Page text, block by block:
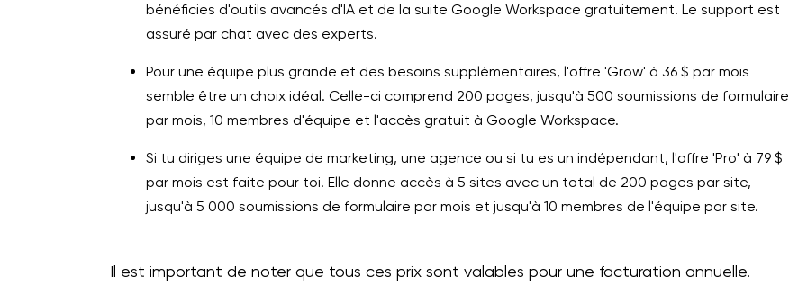
bénéficies d'outils avancés d'IA et de la suite Google Workspace gratuitement. Le support est
assuré par chat avec des experts.
Pour une équipe plus grande et des besoins supplémentaires, l'offre 'Grow' à 36 $ par mois
semble être un choix idéal. Celle-ci comprend 200 pages, jusqu'à 500 soumissions de formulaire
par mois, 10 membres d'équipe et l'accès gratuit à Google Workspace.
Si tu diriges une équipe de marketing, une agence ou si tu es un indépendant, l'offre 'Pro' à 79 $
par mois est faite pour toi. Elle donne accès à 5 sites avec un total de 200 pages par site,
jusqu'à 5 000 soumissions de formulaire par mois et jusqu'à 10 membres de l'équipe par site.
Il est important de noter que tous ces prix sont valables pour une facturation annuelle.